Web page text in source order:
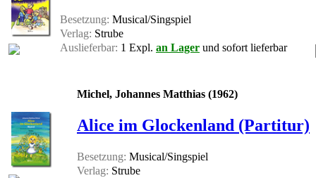
Besetzung: Musical/Singspiel
Verlag: Strube
Auslieferbar: 1 Expl. an Lager und sofort lieferbar
Michel, Johannes Matthias (1962)
Alice im Glockenland (Partitur)
Besetzung: Musical/Singspiel
Verlag: Strube